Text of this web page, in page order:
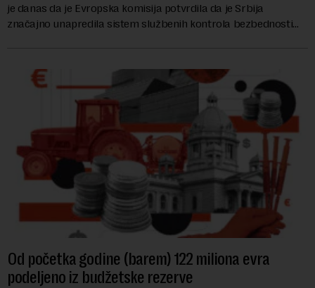
je danas da je Evropska komisija potvrdila da je Srbija
značajno unapredila sistem službenih kontrola bezbednosti
Od početka godine (barem) 122 miliona evra
podeljeno iz budžetske rezerve